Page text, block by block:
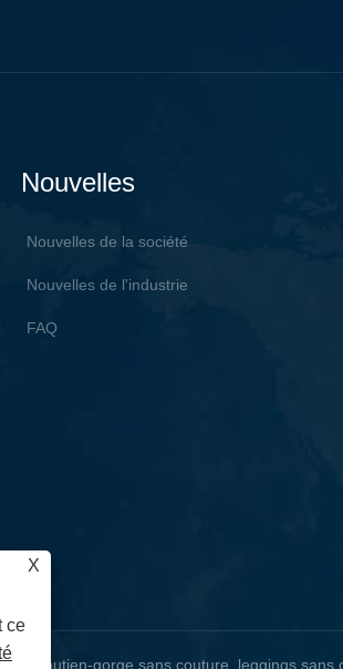
Nouvelles
Nouvelles de la société
Nouvelles de l'industrie
FAQ
soutien-gorge sans couture, leggings sans
X
ce